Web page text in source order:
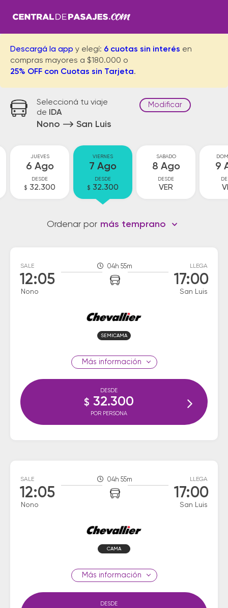
Descargá la app y elegí: 6 cuotas sin interés en
compras mayores a $180.000 o
25% OFF con Cuotas sin Tarjeta.
Seleccioná tu viaje
de
IDA
Nono San Luis
Modificar
JUEVES
6 Ago
DESDE
$ 32.300
VIERNES
7 Ago
DESDE
$ 32.300
SABADO
8 Ago
DESDE
VER
9
Ordenar por más temprano
SALE
12:05
Nono
04h 55m LLEGA
17:00
San Luis
SEMICAMA
información
DESDE
$ 32.300
POR PERSONA
SALE
12:05
Nono
04h 55m LLEGA
17:00
San Luis
CAMA
información
DESDE